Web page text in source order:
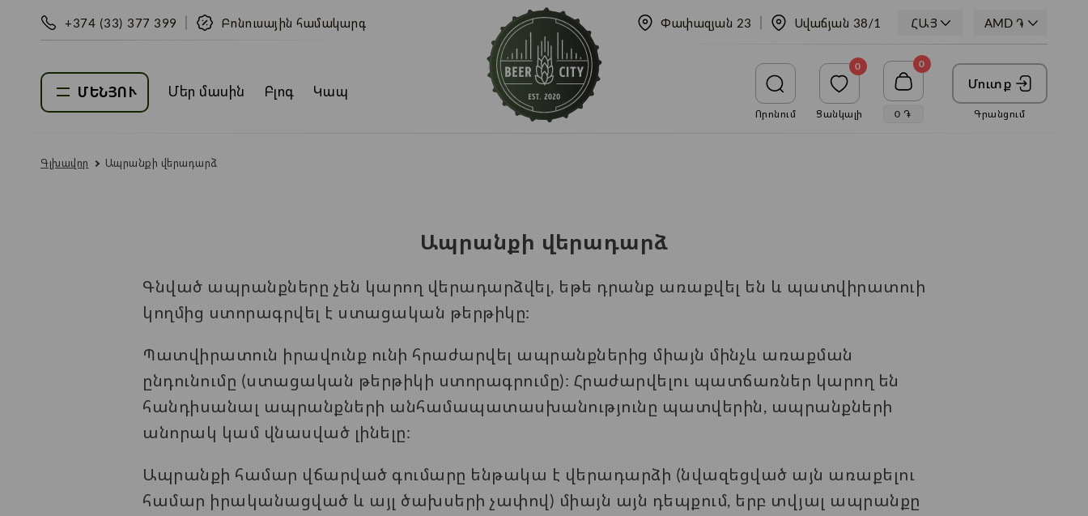
+374 (33) 377 399 Բոնուսային համակարգ Փափազյան 23 Սվաճյան 38/1 ՀԱՅ
ՄԵՆՅՈՒ Մեր մասին Բլոգ Կապ
Որոնում
0
Ցանկալի
0
0 ֏
Մուտք
Գրանցում
Գլխավոր Ապրանքի վերադարձ
Ապրանքի վերադարձ
Գնված ապրանքները չեն կարող վերադարձվել, եթե դրանք առաքվել են և պատվիրատուի
կողմից ստորագրվել է ստացական թերթիկը:
Պատվիրատուն իրավունք ունի հրաժարվել ապրանքներից միայն մինչև առաքման
ընդունումը (ստացական թերթիկի ստորագրումը): Հրաժարվելու պատճառներ կարող են
հանդիսանալ ապրանքների անհամապատասխանությունը պատվերին, ապրանքների
անորակ կամ վնասված լինելը:
Ապրանքի համար վճարված գումարը ենթակա է վերադարձի (նվազեցված այն առաքելու
համար իրականացված և այլ ծախսերի չափով) միայն այն դեպքում, երբ տվյալ ապրանքը